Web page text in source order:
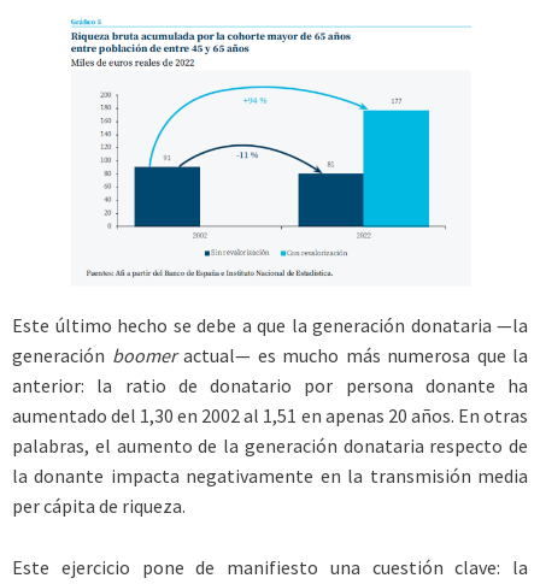
Este último hecho se debe a que la generación donataria —la
generación boomeractual— es mucho más numerosa que la
anterior: la ratio de donatario por persona donante ha
aumentado del 1,30 en 2002 al 1,51 en apenas 20 años. En otras
palabras, el aumento de la generación donataria respecto de
la donante impacta negativamente en la transmisión media
per cápita de riqueza.
Este ejercicio pone de manifiesto una cuestión clave: la